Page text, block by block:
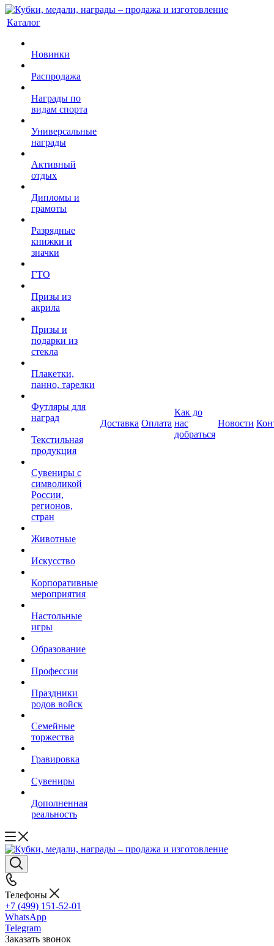
Каталог
Новинки
Распродажа
Награды по
видам спорта
Универсальные
награды
Активный
отдых
Дипломы и
грамоты
Разрядные
книжки и
значки
ГТО
Призы из
акрила
Призы и
подарки из
стекла
Плакетки,
панно, тарелки
Футляры для
наград
Текстильная
продукция
Сувениры с
символикой
России,
регионов,
стран
Животные
Искусство
Корпоративные
мероприятия
Настольные
игры
Образование
Профессии
Праздники
родов войск
Семейные
торжества
Гравировка
Сувениры
Дополненная
реальность
Доставка Оплата
Как до
нас
добраться
Новости
Телефоны
+7 (499) 151-52-01
WhatsApp
Telegram
Заказать звонок